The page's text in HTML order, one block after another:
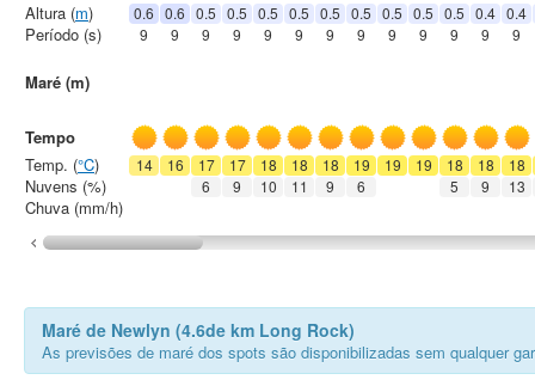
0.6 0.6 0.5 0.5 0.5 0.5 0.5 0.5 0.5 0.5 0.5 0.4 0.4
9
9 9 9 9 9 9 9 9 9 9 9 9
14 16 17 17 18 18 18 19 19 19 18 18
18
6
9 10 11 9 6 5 9 13
Altura (m)
Período (s)
Maré (m)
Tempo
Temp. (°C)
Nuvens (%)
Chuva (mm/h)
Maré de Newlyn (4.6de km Long Rock)
As previsões de maré dos spots são disponibilizadas sem qualquer